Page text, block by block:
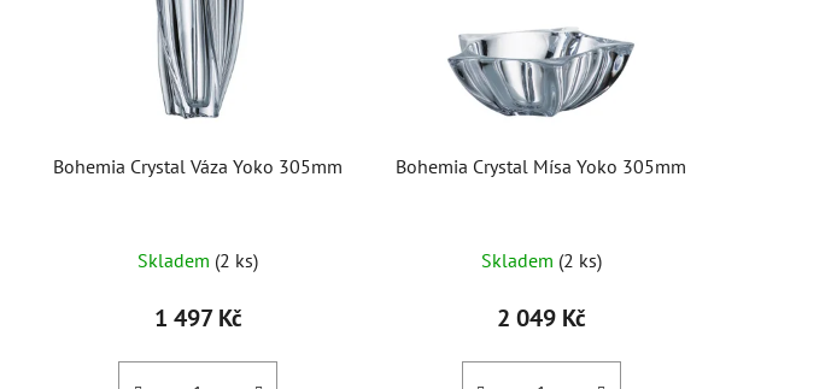
Bohemia Crystal Váza Yoko 305mm
hodnocení
produktu
5,0
Skladem (2 ks)
1 497 Kč
Bohemia Crystal Mísa Yoko 305mm
hodnocení
produktu
5,0
Skladem (2 ks)
2 049 Kč